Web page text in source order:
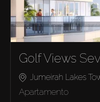
Golf Views
Jumeirah Lakes
Apartamento